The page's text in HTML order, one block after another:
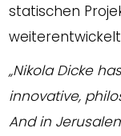
statischen
„Nikola Dicke
innovative,
And in